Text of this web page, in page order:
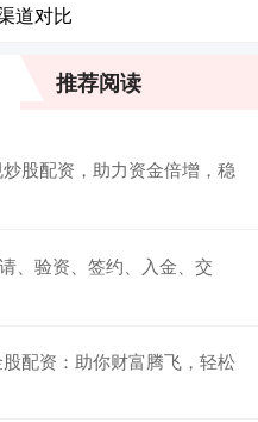
道对比
推荐阅读
股配资，助力资金倍增，稳
、验资、签约、入金、交
配资：助你财富腾飞，轻松